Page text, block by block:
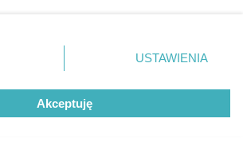
jest zabronione pod groźbą kary i może być
klikając przycisk ustawień prywatności
dolnym rogu strony
danych nie wymagają zgody
masz prawo sprzeciwić się takiemu
będą miały zastosowanie tylko
USTAWIENIA
Akceptuję